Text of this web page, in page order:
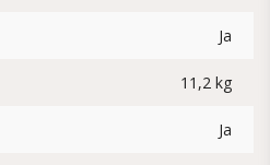
Ja
11,2 kg
Ja